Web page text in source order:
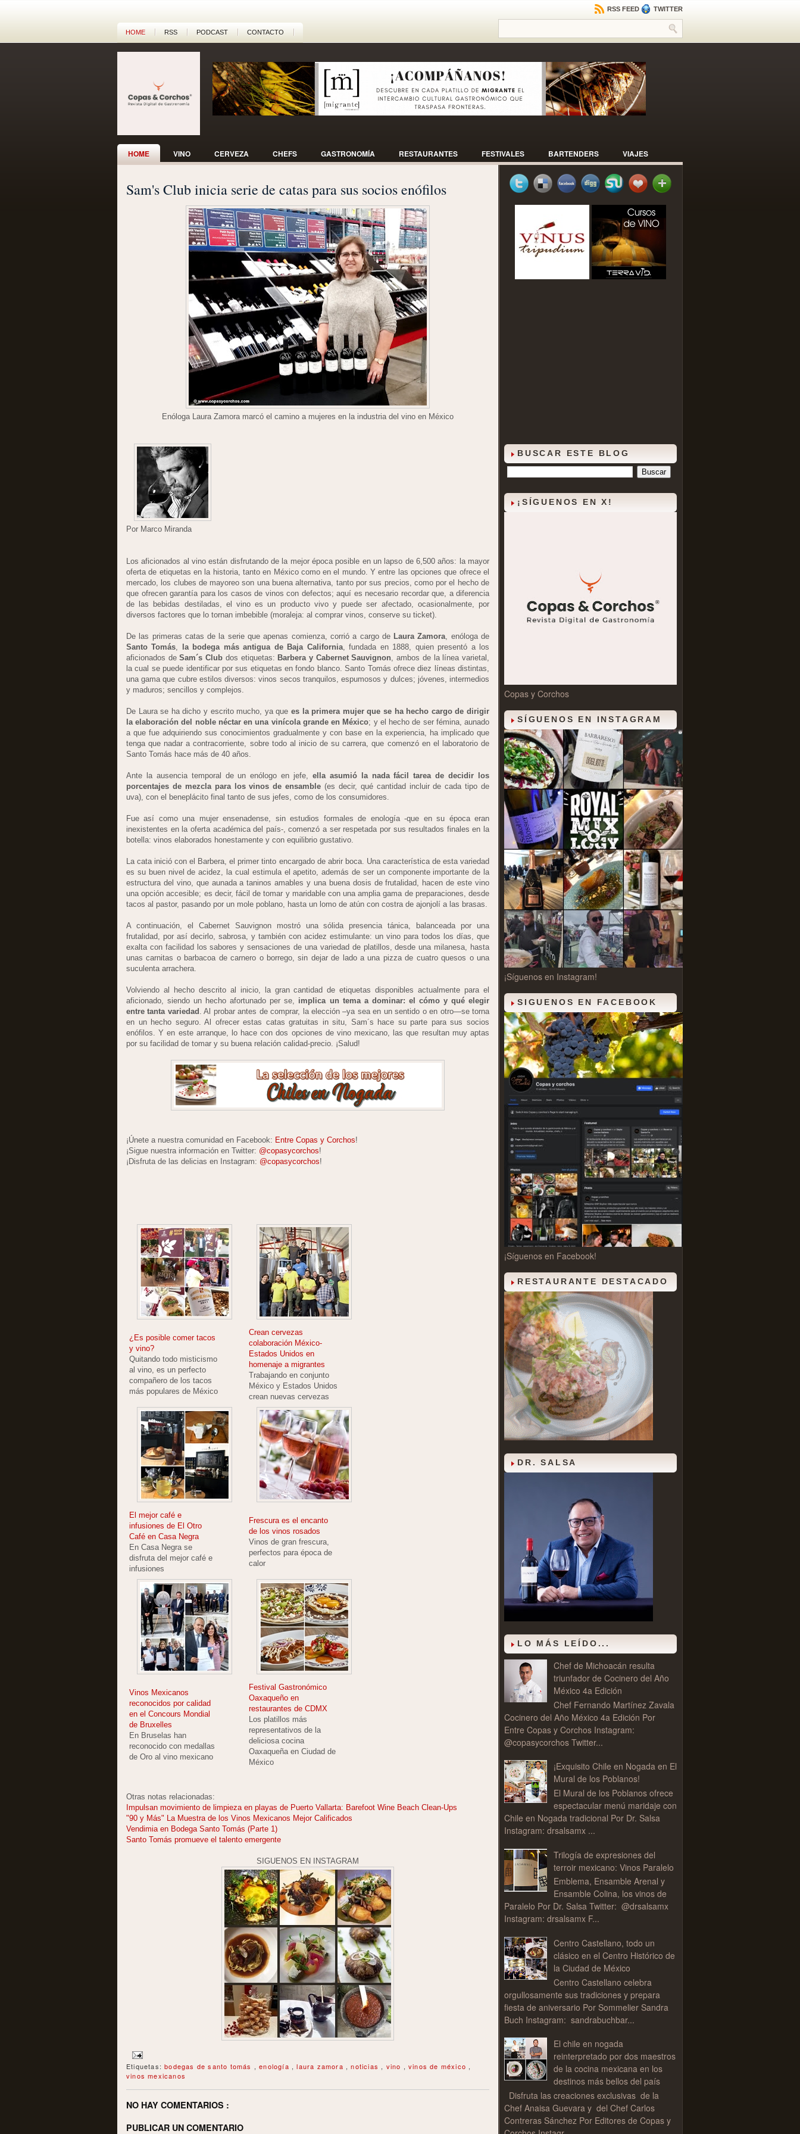
HOME RSS PODCAST CONTACTO
RSS FEED TWITTER
HOME VINO CERVEZA CHEFS GASTRONOMÍA RESTAURANTES FESTIVALES BARTENDERS VIAJES
Sam's Club inicia serie de catas para sus socios enófilos
Enóloga Laura Zamora marcó el camino a mujeres en la industria del vino en México
Por Marco Miranda
Los aficionados al vino están disfrutando de la mejor época posible en un lapso de 6,500 años: la mayor
oferta de etiquetas en la historia, tanto en México como en el mundo. Y entre las opciones que ofrece el
mercado, los clubes de mayoreo son una buena alternativa, tanto por sus precios, como por el hecho de
que ofrecen garantía para los casos de vinos con defectos; aquí es necesario recordar que, a diferencia
de las bebidas destiladas, el vino es un producto vivo y puede ser afectado, ocasionalmente, por
diversos factores que lo tornan imbebible (moraleja: al comprar vinos, conserve su ticket).
De las primeras catas de la serie que apenas comienza, corrió a cargo de Laura Zamora, enóloga de
Santo Tomás, la bodega más antigua de Baja California, fundada en 1888, quien presentó a los
aficionados deSam´s Club dos etiquetas: Barbera y Cabernet Sauvignon, ambos de la línea varietal,
la cual se puede identificar por sus etiquetas en fondo blanco. Santo Tomás ofrece diez líneas distintas,
una gama que cubre estilos diversos: vinos secos tranquilos, espumosos y dulces; jóvenes, intermedios
y maduros; sencillos y complejos.
De Laura se ha dicho y escrito mucho, ya que es la primera mujer que se ha hecho cargo de dirigir
la elaboración del noble néctar en una vinícola grande en México; y el hecho de ser fémina, aunado
a que fue adquiriendo sus conocimientos gradualmente y con base en la experiencia, ha implicado que
tenga que nadar a contracorriente, sobre todo al inicio de su carrera, que comenzó en el laboratorio de
Santo Tomás hace más de 40 años.
Ante la ausencia temporal de un enólogo en jefe, ella asumió la nada fácil tarea de decidir los
porcentajes de mezcla para los vinos de ensamble (es decir, qué cantidad incluir de cada tipo de
uva), con el beneplácito final tanto de sus jefes, como de los consumidores.
Fue así como una mujer ensenadense, sin estudios formales de enología -que en su época eran
inexistentes en la oferta académica del país-, comenzó a ser respetada por sus resultados finales en la
botella: vinos elaborados honestamente y con equilibrio gustativo.
La cata inició con el Barbera, el primer tinto encargado de abrir boca. Una característica de esta variedad
es su buen nivel de acidez, la cual estimula el apetito, además de ser un componente importante de la
estructura del vino, que aunada a taninos amables y una buena dosis de frutalidad, hacen de este vino
una opción accesible; es decir, fácil de tomar y maridable con una amplia gama de preparaciones, desde
tacos al pastor, pasando por un mole poblano, hasta un lomo de atún con costra de ajonjolí a las brasas.
A continuación, el Cabernet Sauvignon mostró una sólida presencia tánica, balanceada por una
frutalidad, por así decirlo, sabrosa, y también con acidez estimulante: un vino para todos los días, que
exalta con facilidad los sabores y sensaciones de una variedad de platillos, desde una milanesa, hasta
unas carnitas o barbacoa de carnero o borrego, sin dejar de lado a una pizza de cuatro quesos o una
suculenta arrachera.
Volviendo al hecho descrito al inicio, la gran cantidad de etiquetas disponibles actualmente para el
aficionado, siendo un hecho afortunado per se, implica un tema a dominar: el cómo y qué elegir
entre tanta variedad . Al probar antes de comprar, la elección –ya sea en un sentido o en otro—se torna
en un hecho seguro. Al ofrecer estas catas gratuitas in situ, Sam´s hace su parte para sus socios
enófilos. Y en este arranque, lo hace con dos opciones de vino mexicano, las que resultan muy aptas
por su facilidad de tomar y su buena relación calidad-precio. ¡Salud!
¡Únete a nuestra comunidad en Facebook: Entre Copas y Corchos!
¡Sigue nuestra información en Twitter: @copasycorchos!
¡Disfruta de las delicias en Instagram: @copasycorchos!
¿Es posible comer tacos
y vino?
Quitando todo misticismo
al vino, es un perfecto
compañero de los tacos
más populares de México
Crean cervezas
colaboración México-
Estados Unidos en
homenaje a migrantes
Trabajando en conjunto
México y Estados Unidos
crean nuevas cervezas
El mejor café e
infusiones de El Otro
Café en Casa Negra
En Casa Negra se
disfruta del mejor café e
infusiones
Frescura es el encanto
de los vinos rosados
Vinos de gran frescura,
perfectos para época de
calor
Vinos Mexicanos
reconocidos por calidad
en el Concours Mondial
de Bruxelles
En Bruselas han
reconocido con medallas
de Oro al vino mexicano
Festival Gastronómico
Oaxaqueño en
restaurantes de CDMX
Los platillos más
representativos de la
deliciosa cocina
Oaxaqueña en Ciudad de
México
Otras notas relacionadas:
Impulsan movimiento de limpieza en playas de Puerto Vallarta: Barefoot Wine Beach Clean-Ups
"90 y Más" La Muestra de los Vinos Mexicanos Mejor Calificados
Vendimia en Bodega Santo Tomás (Parte 1)
Santo Tomás promueve el talento emergente
SIGUENOS EN INSTAGRAM
Etiquetas:bodegas de santo tomás ,enología ,laura zamora ,noticias , vino ,vinos de méxico ,
vinos mexicanos
NO HAY COMENTARIOS :
PUBLICAR UN COMENTARIO
BUSCAR ESTE BLOG
¡SÍGUENOS EN X!
Copas y Corchos
SÍGUENOS EN INSTAGRAM
¡Síguenos en Instagram!
SIGUENOS EN FACEBOOK
¡Síguenos en Facebook!
RESTAURANTE DESTACADO
DR. SALSA
LO MÁS LEÍDO...
Chef de Michoacán resulta
triunfador de Cocinero del Año
México 4a Edición
Chef Fernando Martínez Zavala
Cocinero del Año México 4a Edición Por
Entre Copas y Corchos Instagram:
@copasycorchos Twitter...
¡Exquisito Chile en Nogada en El
Mural de los Poblanos!
El Mural de los Poblanos ofrece
espectacular menú maridaje con
Chile en Nogada tradicional Por Dr. Salsa
Instagram: drsalsamx ...
Trilogía de expresiones del
terroir mexicano: Vinos Paralelo
Emblema, Ensamble Arenal y
Ensamble Colina, los vinos de
Paralelo Por Dr. Salsa Twitter: @drsalsamx
Instagram: drsalsamx F...
Centro Castellano, todo un
clásico en el Centro Histórico de
la Ciudad de México
Centro Castellano celebra
orgullosamente sus tradiciones y prepara
fiesta de aniversario Por Sommelier Sandra
Buch Instagram: sandrabuchbar...
El chile en nogada
reinterpretado por dos maestros
de la cocina mexicana en los
destinos más bellos del país
Disfruta las creaciones exclusivas de la
Chef Anaisa Guevara y del Chef Carlos
Contreras Sánchez Por Editores de Copas y